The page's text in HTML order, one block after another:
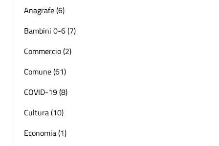
Anagrafe (6)
Bambini 0-6 (7)
Commercio (2)
Comune (61)
COVID-19 (8)
Cultura (10)
Economia (1)